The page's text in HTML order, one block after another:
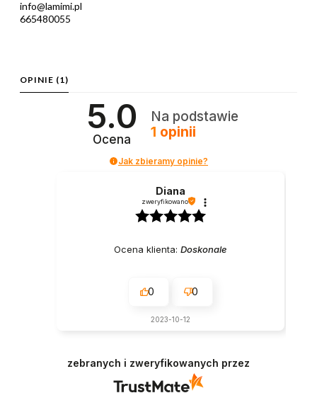
info@lamimi.pl
665480055
OPINIE (1)
5.0
Ocena
Na podstawie
1 opinii
Jak zbieramy opinie?
Diana
zweryfikowano
Ocena klienta: Doskonale
0 0
2023-10-12
zebranych i zweryfikowanych przez